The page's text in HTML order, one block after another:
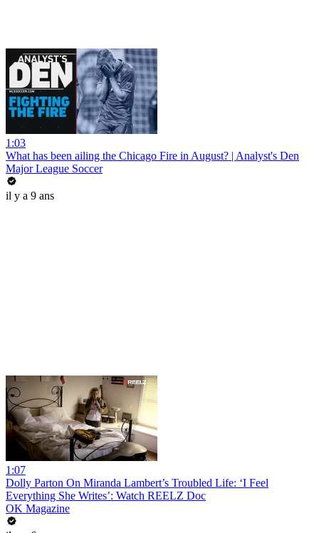
1:03
What has been ailing the Chicago Fire in August? | Analyst's Den
Major League Soccer
il y a 9 ans
1:07
Dolly Parton On Miranda Lambert’s Troubled Life: ‘I Feel
Everything She Writes’: Watch REELZ Doc
OK Magazine